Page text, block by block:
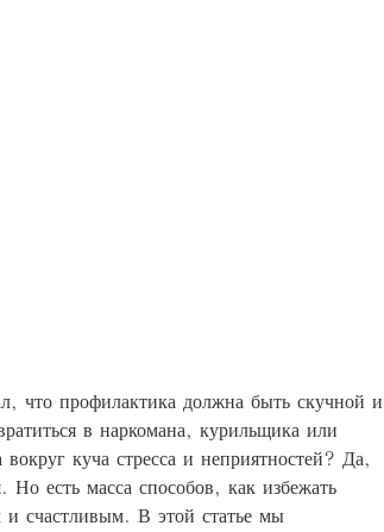
что профилактика должна быть скучной и
в наркомана, курильщика или
куча стресса и неприятностей? Да,
есть масса способов, как избежать
и счастливым. В этой статье мы